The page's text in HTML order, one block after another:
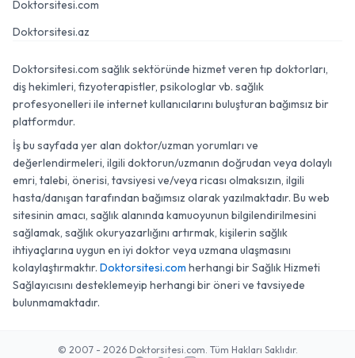
Doktorsitesi.com
Doktorsitesi.az
Doktorsitesi.com sağlık sektöründe hizmet veren tıp doktorları,
diş hekimleri, fizyoterapistler, psikologlar vb. sağlık
profesyonelleri ile internet kullanıcılarını buluşturan bağımsız bir
platformdur.
İş bu sayfada yer alan doktor/uzman yorumları ve
değerlendirmeleri, ilgili doktorun/uzmanın doğrudan veya dolaylı
emri, talebi, önerisi, tavsiyesi ve/veya ricası olmaksızın, ilgili
hasta/danışan tarafından bağımsız olarak yazılmaktadır. Bu web
sitesinin amacı, sağlık alanında kamuoyunun bilgilendirilmesini
sağlamak, sağlık okuryazarlığını artırmak, kişilerin sağlık
ihtiyaçlarına uygun en iyi doktor veya uzmana ulaşmasını
kolaylaştırmaktır. Doktorsitesi.com herhangi bir Sağlık Hizmeti
Sağlayıcısını desteklemeyip herhangi bir öneri ve tavsiyede
bulunmamaktadır.
© 2007 - 2026 Doktorsitesi.com. Tüm Hakları Saklıdır.